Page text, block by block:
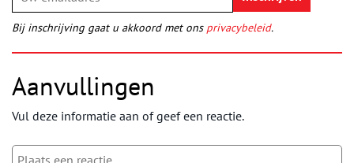
Bij inschrijving gaat u akkoord met ons privacybeleid.
Aanvullingen
Vul deze informatie aan of geef een reactie.